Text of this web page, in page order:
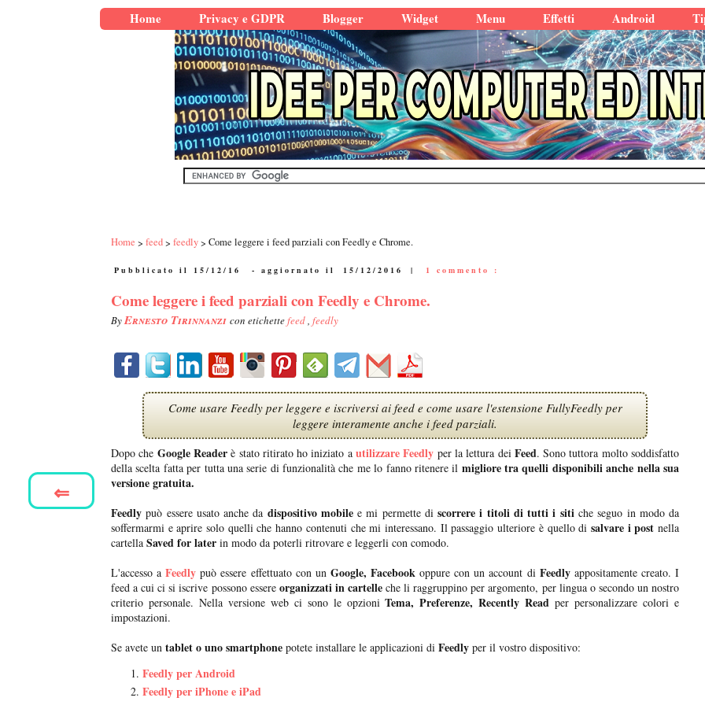
Home Privacy e GDPR Blogger Widget Menu Effetti Android
Home feed feedly Come leggere i feed parziali con Feedly e Chrome.
Pubblicato il 15/12/16 - aggiornato il 15/12/2016 | 1 commento :
Come leggere i feed parziali con Feedly e Chrome.
ByErnesto Tirinnanzi con etichettefeed, feedly
Come usare Feedly per leggere e iscriversi ai feed e come usare l'estensione FullyFeedly per
leggere interamente anche i feed parziali.
Dopo che Google Readerè stato ritirato ho iniziato autilizzare Feedly per la lettura dei Feed. Sono tuttora molto soddisfatto
della scelta fatta per tutta una serie di funzionalità che me lo fanno ritenere il migliore tra quelli disponibili anche nella sua
versione gratuita.
Feedly può essere usato anche da dispositivo mobilee mi permette discorrere i titoli di tutti i sitiche seguo in modo da
soffermarmi e aprire solo quelli che hanno contenuti che mi interessano. Il passaggio ulteriore è quello di salvare i post nella
cartella Saved for later in modo da poterli ritrovare e leggerli con comodo.
L'accesso a Feedly può essere effettuato con un Google, Facebook oppure con un account diFeedlyappositamente creato. I
feed a cui ci si iscrive possono essere organizzati in cartelleche li raggruppino per argomento, per lingua o secondo un nostro
criterio personale. Nella versione web ci sono le opzioniTema, Preferenze, Recently Read per personalizzare colori e
impostazioni.
Se avete un tablet o uno smartphone potete installare le applicazioni di Feedly per il vostro dispositivo:
Feedly per Android
Feedly per iPhone e iPad
⇐